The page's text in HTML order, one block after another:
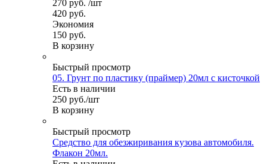
270 руб. /шт
420 руб.
Экономия
150 руб.
В корзину
Быстрый просмотр
05. Грунт по пластику (праймер) 20мл с кисточкой
Есть в наличии
250 руб./шт
В корзину
Быстрый просмотр
Средство для обезжиривания кузова автомобиля.
Флакон 20мл.